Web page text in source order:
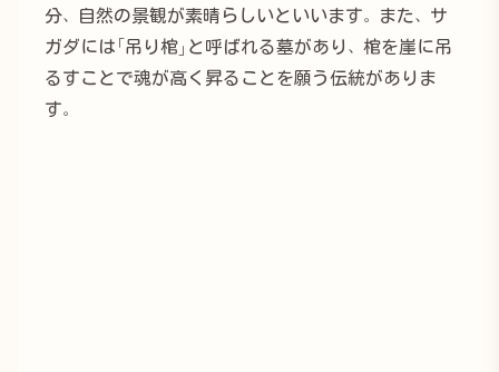
分、自然の景観が素晴らしいといいます。また、サ
ガダには「吊り棺」と呼ばれる墓があり、棺を崖に吊
るすことで魂が高く昇ることを願う伝統がありま
す。